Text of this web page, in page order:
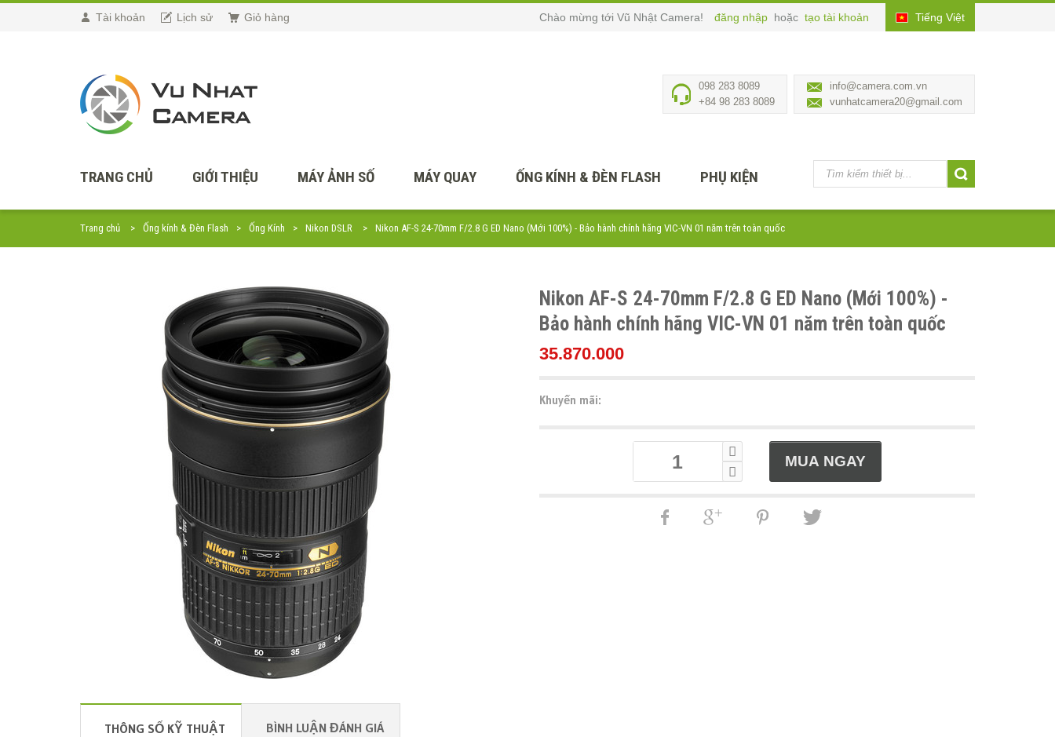
Tài khoản Lịch sử Giỏ hàng Tiếng Việt
Chào mừng tới Vũ Nhật Camera! đăng nhập hoặc tạo tài khoản
info@camera.com.vn
vunhatcamera20@gmail.com
098 283 8089
+84 98 283 8089
TRANG CHỦ GIỚI THIỆU MÁY ẢNH SỐ MÁY QUAY ỐNG KÍNH & ĐÈN FLASH PHỤ KIỆN
Trang chủ Ống kính & Đèn Flash Ống Kính Nikon DSLR Nikon AF-S 24-70mm F/2.8 G ED Nano (Mới 100%) - Bảo hành chính hãng VIC-VN 01 năm trên toàn quốc
Nikon AF-S 24-70mm F/2.8 G ED Nano (Mới 100%) -
Bảo hành chính hãng VIC-VN 01 năm trên toàn quốc
35.870.000
Khuyến mãi:
THÔNG SỐ KỸ THUẬT BÌNH LUẬN ĐÁNH GIÁ